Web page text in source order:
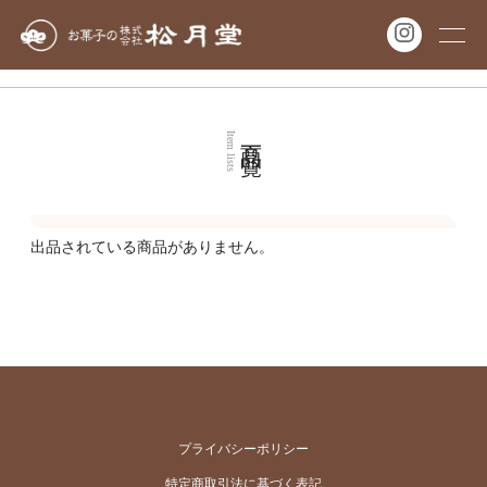
Item lists
出品されている商品がありません。
プライバシーポリシー